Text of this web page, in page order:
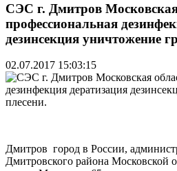
СЭС г. Дмитров
профессиональная
дезинсекция уничтожение
02.07.2017 15:03:15
Дмитров город в России,
Дмитровского района Московской